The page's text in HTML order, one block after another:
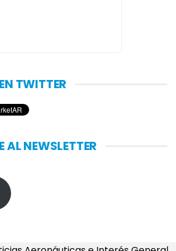
TWITTER
AL NEWSLETTER